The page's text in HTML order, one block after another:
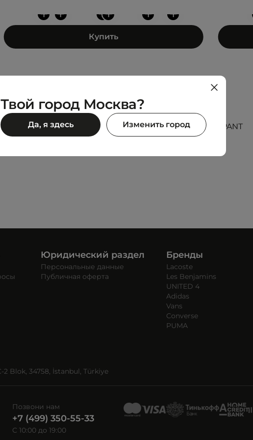
+
+
+ + +
+
Купить
TOMMY JEANS
RELAXED HRS BADGE SWEATPANT
Юридический раздел
Персональные данные
Публичная оферта
Бренды
Lacoste
Les Benjamins
UNITED 4
Adidas
Vans
Converse
PUMA
Blok, 34758, İstanbul, Türkiye
Позвони нам
+7 (499) 350-55-33
C 10:00 до 19:00
Твой город Москва?
Да, я здесь Изменить город